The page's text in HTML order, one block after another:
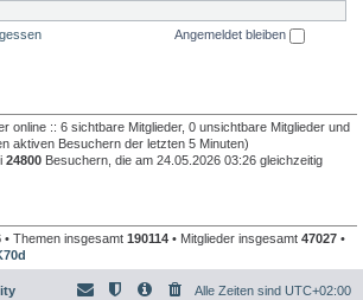
Angemeldet bleiben
online :: 6 sichtbare Mitglieder, 0 unsichtbare Mitglieder und
aktiven Besuchern der letzten 5 Minuten)
24800 Besuchern, die am 24.05.2026 03:26 gleichzeitig
• Themen insgesamt 190114 • Mitglieder insgesamt 47027 •
Alle Zeiten sind UTC+02:00